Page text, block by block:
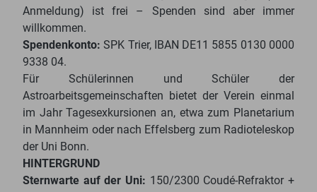
Anmeldung) ist frei – Spenden sind aber immer
willkommen.
Spendenkonto: SPK Trier, IBAN DE11 5855 0130 0000
9338 04.
Für Schülerinnen und Schüler der
Astroarbeitsgemeinschaften bietet der Verein einmal
im Jahr Tagesexkursionen an, etwa zum Planetarium
in Mannheim oder nach Effelsberg zum Radioteleskop
der Uni Bonn.
HINTERGRUND
Sternwarte auf der Uni: 150/2300 Coudé-Refraktor +